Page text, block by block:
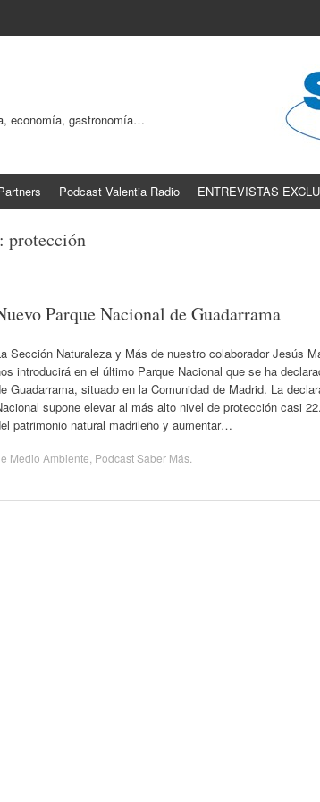
economía, gastronomía…
Podcast Valentia Radio ENTREVISTAS
protección
Parque Nacional de Guadarrama
Sección Naturaleza y Más de nuestro colaborador Jesús
introducirá en el último Parque Nacional que se ha
Guadarrama, situado en la Comunidad de Madrid. La
supone elevar al más alto nivel de protección casi
patrimonio natural madrileño y aumentar…
Medio Ambiente Podcast Saber Más